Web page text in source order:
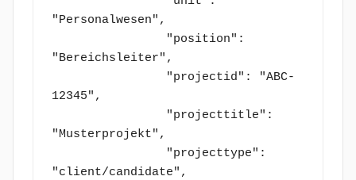
"Personalwesen",
"Bereichsleiter",
12345",
"Musterprojekt",
"client/candidate",